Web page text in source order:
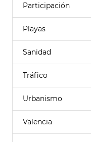
Participación
Playas
Sanidad
Tráfico
Urbanismo
Valencia